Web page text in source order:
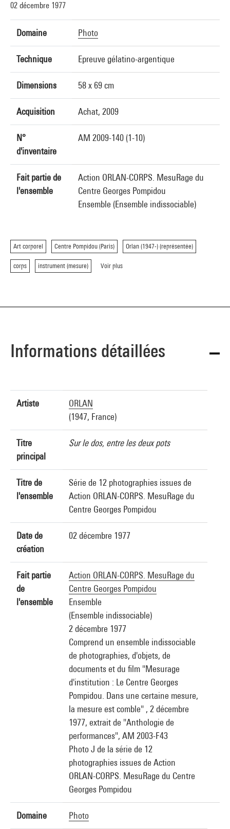
02 décembre 1977
Domaine Photo
Technique Epreuve gélatino-argentique
Dimensions 58 x 69 cm
Acquisition Achat, 2009
N°
d'inventaire
AM 2009-140 (1-10)
Fait partie de
l'ensemble
Action ORLAN-CORPS. MesuRage du
Centre Georges Pompidou
Ensemble (Ensemble indissociable)
Art corporel Centre Pompidou (Paris) Orlan (1947-) (représentée)
corps instrument (mesure) Voir plus
Informations détaillées
Artiste
ORLAN
(1947, France)
Titre
principal
Sur le dos, entre les deux pots
Titre de
l'ensemble
Série de 12 photographies issues de
Action ORLAN-CORPS. MesuRage du
Centre Georges Pompidou
Date de
création
02 décembre 1977
Fait partie
de
l'ensemble
Action ORLAN-CORPS. MesuRage du
Centre Georges Pompidou
Ensemble
(Ensemble indissociable)
2 décembre 1977
Comprend un ensemble indissociable
de photographies, d'objets, de
documents et du film "Mesurage
d'institution : Le Centre Georges
Pompidou. Dans une certaine mesure,
la mesure est comble" , 2 décembre
1977, extrait de "Anthologie de
performances", AM 2003-F43
Photo J de la série de 12
photographies issues de Action
ORLAN-CORPS. MesuRage du Centre
Georges Pompidou
Domaine Photo